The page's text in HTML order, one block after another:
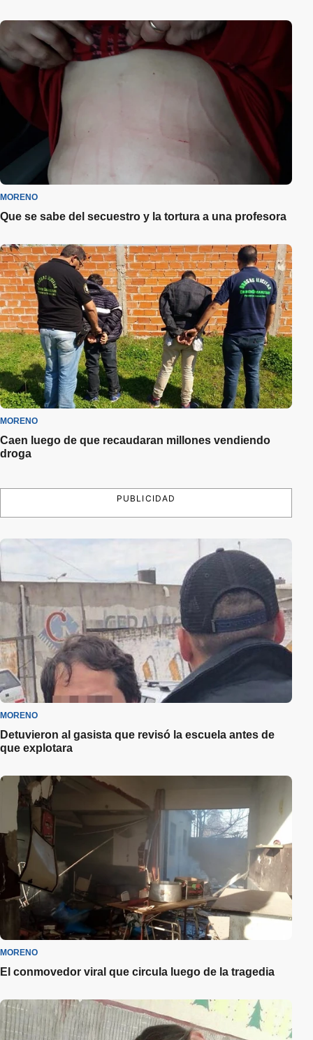
MORENO
Que se sabe del secuestro y la tortura a una profesora
MORENO
Caen luego de que recaudaran millones vendiendo
droga
PUBLICIDAD
MORENO
Detuvieron al gasista que revisó la escuela antes de
que explotara
MORENO
El conmovedor viral que circula luego de la tragedia